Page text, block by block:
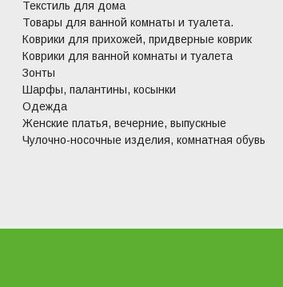
Текстиль для дома
Товары для ванной комнаты и туалета.
Коврики для прихожей, придверные коврик
Коврики для ванной комнаты и туалета
Зонты
Шарфы, палантины, косынки
Одежда
Женские платья, вечерние, выпускные
Чулочно-носочные изделия, комнатная обувь